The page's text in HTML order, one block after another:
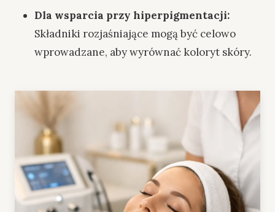
Dla wsparcia przy hiperpigmentacji:
Składniki rozjaśniające mogą być celowo
wprowadzane, aby wyrównać koloryt skóry.